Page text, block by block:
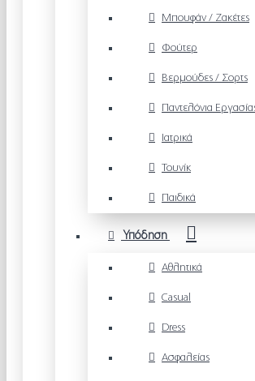
Μπουφάν / Ζακέτες
Φούτερ
Βερμούδες / Σορτς
Παντελόνια
Ιατρικά
Τουνίκ
Παιδικά
Υπόδηση
Αθλητικά
Casual
Dress
Ασφαλείας